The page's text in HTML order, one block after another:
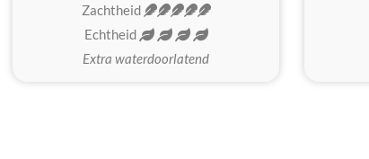
Zachtheid
Echtheid
Extra waterdoorlatend